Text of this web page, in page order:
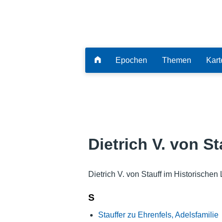
Epochen Themen
Dietrich V. von
Dietrich V. von Stauff im Historischen
S
Stauffer zu Ehrenfels, Adelsfamilie